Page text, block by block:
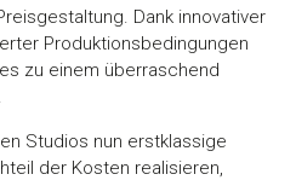
Dank innovativer
Produktionsbedingungen
zu einem überraschend
Studios nun erstklassige
der Kosten realisieren,